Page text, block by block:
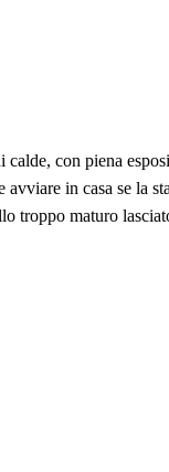
con piena
in casa se la
maturo